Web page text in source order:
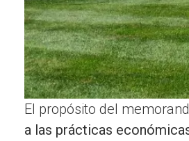
El propósito del
a las prácticas